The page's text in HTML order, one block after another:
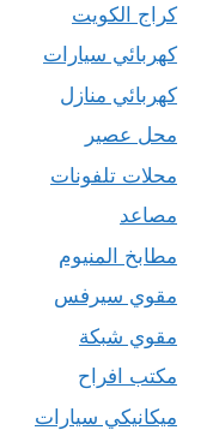
كراج الكويت
كهربائي سيارات
كهربائي منازل
محل عصير
محلات تلفونات
مصاعد
مطابخ المنيوم
مقوي سيرفس
مقوي شبكة
مكتب افراح
ميكانيكي سيارات